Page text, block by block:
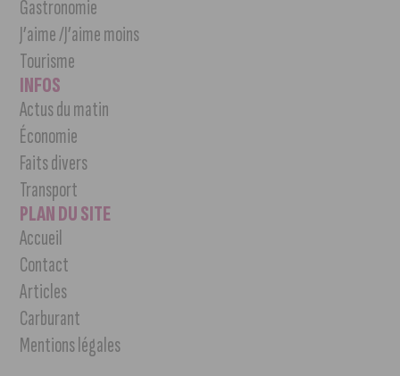
Gastronomie
J’aime /J’aime moins
Tourisme
INFOS
Actus du matin
Économie
Faits divers
Transport
PLAN DU SITE
Accueil
Contact
Articles
Carburant
Mentions légales